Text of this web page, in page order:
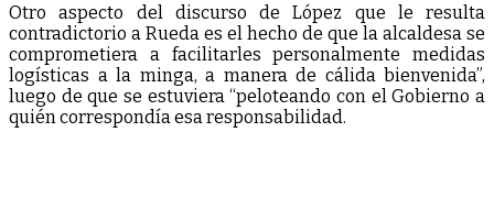
Otro aspecto del discurso de López que le resulta
contradictorio a Rueda es el hecho de que la alcaldesa se
comprometiera a facilitarles personalmente medidas
logísticas a la minga, a manera de cálida bienvenida”,
luego de que se estuviera “peloteando con el Gobierno a
quién correspondía esa responsabilidad.